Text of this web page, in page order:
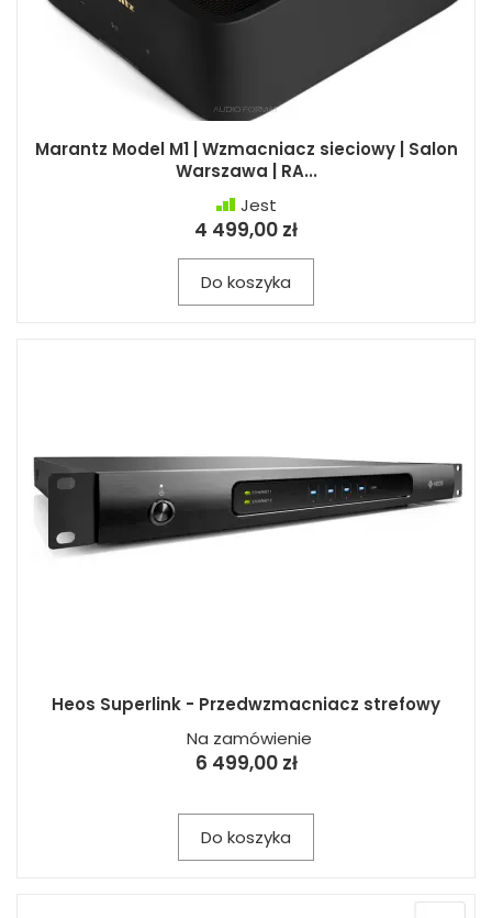
Marantz Model M1 | Wzmacniacz sieciowy | Salon
Warszawa | RA...
Jest
4 499,00 zł
Do koszyka
Heos Superlink - Przedwzmacniacz strefowy
Na zamówienie
6 499,00 zł
Do koszyka